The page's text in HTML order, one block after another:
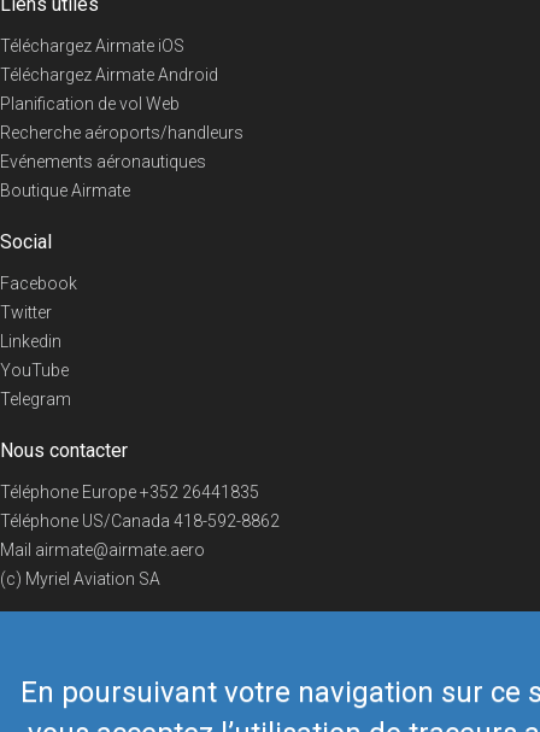
En poursuivant votre navigation sur ce
Téléchargez Airmate iOS
Téléchargez Airmate Android
Planification de vol Web
Recherche aéroports/handleurs
Evénements aéronautiques
Boutique Airmate
Social
Facebook
Twitter
Linkedin
YouTube
Telegram
Nous contacter
Téléphone Europe+352 26441835
Téléphone US/Canada 418-592-8862
Mail airmate@airmate.aero
(c) Myriel Aviation SA
© 2019 Airmate - Conditions d'utilisation -Vie privée Back to top